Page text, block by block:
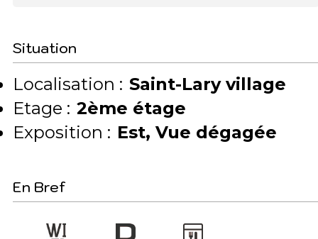
Situation
Localisation : Saint-Lary village
Etage : 2ème étage
Exposition : Est Vue dégagée
En Bref